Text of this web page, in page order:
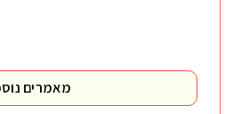
מאמרים